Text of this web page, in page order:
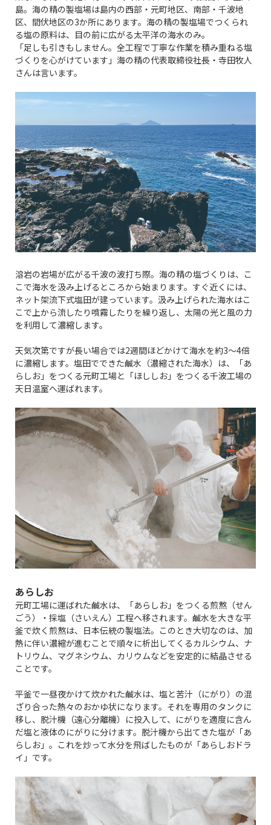
島。海の精の製塩場は島内の西部・元町地区、南部・千波地
区、間伏地区の3か所にあります。海の精の製塩場でつくられ
る塩の原料は、目の前に広がる太平洋の海水のみ。
「足しも引きもしません。全工程で丁寧な作業を積み重ねる塩
づくりを心がけています」海の精の代表取締役社長・寺田牧人
さんは言います。
溶岩の岩場が広がる千波の波打ち際。海の精の塩づくりは、こ
こで海水を汲み上げるところから始まります。すぐ近くには、
ネット架流下式塩田が建っています。汲み上げられた海水はこ
こで上から流したり噴霧したりを繰り返し、太陽の光と風の力
を利用して濃縮します。
天気次第ですが長い場合では2週間ほどかけて海水を約3～4倍
に濃縮します。塩田でできた鹹水（濃縮された海水）は、「あ
らしお」をつくる元町工場と「ほししお」をつくる千波工場の
天日温室へ運ばれます。
あらしお
元町工場に運ばれた鹹水は、「あらしお」をつくる煎熬（せん
ごう）・採塩（さいえん）工程へ移されます。鹹水を大きな平
釜で炊く煎熬は、日本伝統の製塩法。このとき大切なのは、加
熱に伴い濃縮が進むことで順々に析出してくるカルシウム、ナ
トリウム、マグネシウム、カリウムなどを安定的に結晶させる
ことです。
平釜で一昼夜かけて炊かれた鹹水は、塩と苦汁（にがり）の混
ざり合った熱々のおかゆ状になります。それを専用のタンクに
移し、脱汁機（遠心分離機）に投入して、にがりを適度に含ん
だ塩と液体のにがりに分けます。脱汁機から出てきた塩が「あ
らしお」。これを炒って水分を飛ばしたものが「あらしおドラ
イ」です。